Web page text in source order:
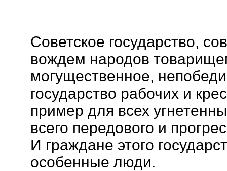
Советское государство,
вождем народов
могущественное,
государство рабочих и
пример для всех
всего передового и
И граждане этого
особенные люди.